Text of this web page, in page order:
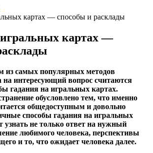
картах —
из самых популярных методов
на интересующий вопрос считаются
гадания на игральных картах.
обусловлено тем, что именно
общедоступным и довольно
способы гадания на игральных
узнать не только ответ на нужный
любимого человека, перспективы
и то, что ожидает человека далее.